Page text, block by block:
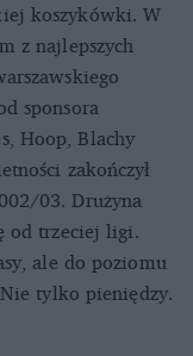
koszykówki. W
z najlepszych
sponsora
Hoop, Blachy
zakończył
03. Drużyna
od trzeciej ligi.
ale do poziomu
tylko pieniędzy.